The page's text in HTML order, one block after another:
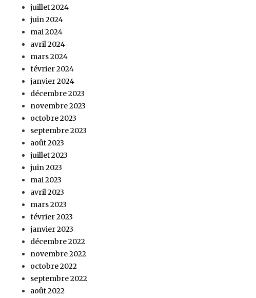
juillet 2024
juin 2024
mai 2024
avril 2024
mars 2024
février 2024
janvier 2024
décembre 2023
novembre 2023
octobre 2023
septembre 2023
août 2023
juillet 2023
juin 2023
mai 2023
avril 2023
mars 2023
février 2023
janvier 2023
décembre 2022
novembre 2022
octobre 2022
septembre 2022
août 2022